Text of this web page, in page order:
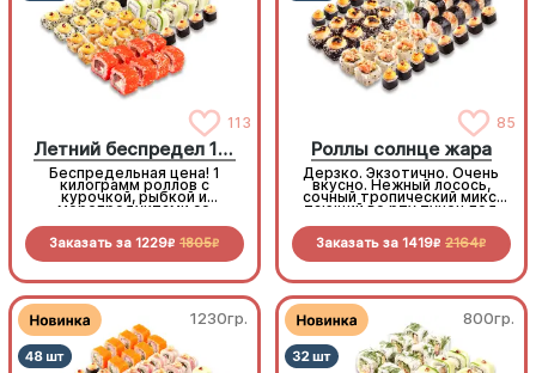
113
Летний беспредел 1 кг
Беспредельная цена! 1
килограмм роллов с
курочкой, рыбкой и
морепродуктами со
вас!
Заказать за 1229R 1805R
85
Роллы солнце жара
Дерзко. Экзотично. Очень
вкусно. Нежный лосось,
сочный тропический микс,
тающий во рту тунец под
вкуса на максимуме!
Заказать за 1419R 2164R
1230гр. 800гр.